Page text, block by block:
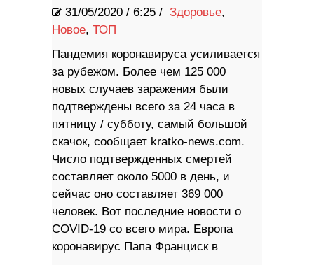
31/05/2020 / 6:25 / Здоровье,
Новое, ТОП
Пандемия коронавируса усиливается
за рубежом. Более чем 125 000
новых случаев заражения были
подтверждены всего за 24 часа в
пятницу / субботу, самый большой
скачок, сообщает kratko-news.com.
Число подтвержденных смертей
составляет около 5000 в день, и
сейчас оно составляет 369 000
человек. Вот последние новости о
COVID-19 со всего мира. Европа
коронавирус Папа Франциск в